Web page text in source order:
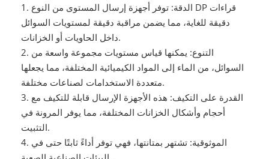
1. الدقة: توفر أجهزة إرسال المستوى من النوع DP قراءات
دقيقة للغاية، مما يضمن مراقبة دقيقة لمستويات السوائل
داخل الحاويات أو الخزانات.
2. التنوع: يمكنها قياس مستويات مجموعة واسعة من
السوائل، من الماء إلى المواد الكيميائية المختلفة، مما يجعلها
متعددة الاستخدامات لصناعات مختلفة.
3. القدرة على التكيف: هذه الأجهزة الإرسال قابلة للتكيف مع
أحجام وأشكال الخزانات المختلفة، مما يوفر المرونة في
التثبيت.
4. الموثوقية: تشتهر بمتانتها، فهي توفر أداءً ثابتًا حتى في